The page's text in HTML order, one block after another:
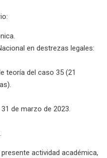
en destrezas legales:
teoría del caso 35 (21
de marzo de 2023.
actividad académica,